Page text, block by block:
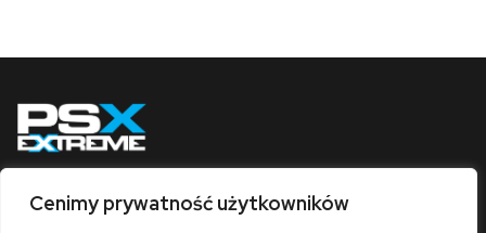
Cenimy prywatność użytkowników
Obserwuj nas